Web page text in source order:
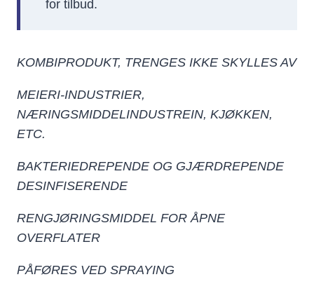
for tilbud.
KOMBIPRODUKT, TRENGES IKKE SKYLLES AV
MEIERI-INDUSTRIER,
NÆRINGSMIDDELINDUSTREIN, KJØKKEN,
ETC.
BAKTERIEDREPENDE OG GJÆRDREPENDE
DESINFISERENDE
RENGJØRINGSMIDDEL FOR ÅPNE
OVERFLATER
PÅFØRES VED SPRAYING